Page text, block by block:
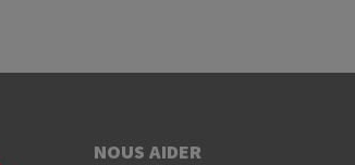
NOUS AIDER